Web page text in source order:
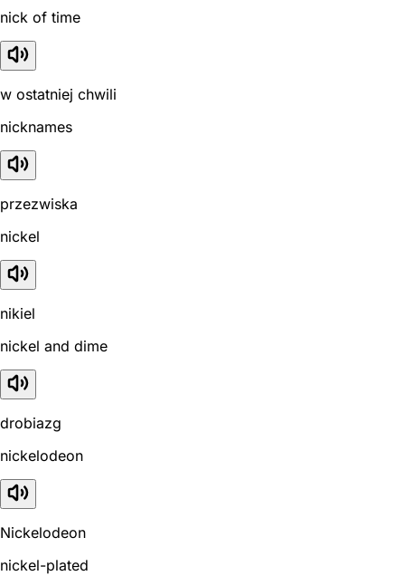
nick of time
w ostatniej chwili
nicknames
przezwiska
nickel
nikiel
nickel and dime
drobiazg
nickelodeon
Nickelodeon
nickel-plated